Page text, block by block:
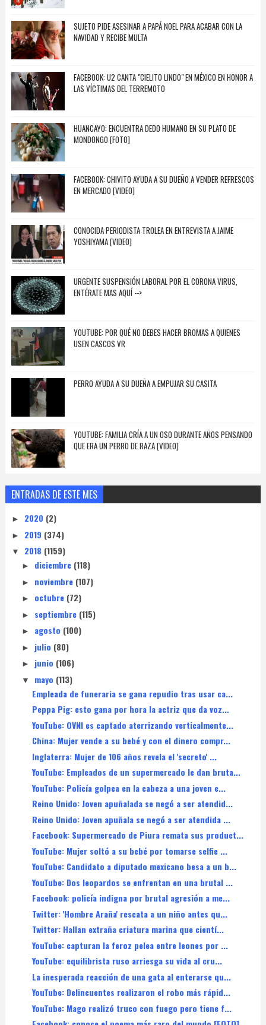
SUJETO PIDE ASESINAR A PAPÁ NOEL PARA ACABAR CON LA
NAVIDAD Y RECIBE MULTA
FACEBOOK: U2 CANTA "CIELITO LINDO" EN MÉXICO EN HONOR A
LAS VÍCTIMAS DEL TERREMOTO
HUANCAYO: ENCUENTRA DEDO HUMANO EN SU PLATO DE
MONDONGO [FOTO]
FACEBOOK: CHIVITO AYUDA A SU DUEÑO A VENDER REFRESCOS
EN MERCADO [VIDEO]
CONOCIDA PERIODISTA TROLEA EN ENTREVISTA A JAIME
YOSHIYAMA [VIDEO]
URGENTE SUSPENSIÓN LABORAL POR EL CORONA VIRUS,
ENTÉRATE MAS AQUÍ -->
YOUTUBE: POR QUÉ NO DEBES HACER BROMAS A QUIENES
USEN CASCOS VR
PERRO AYUDA A SU DUEÑA A EMPUJAR SU CASITA
YOUTUBE: FAMILIA CRÍA A UN OSO DURANTE AÑOS PENSANDO
QUE ERA UN PERRO DE RAZA [VIDEO]
ENTRADAS DE ESTE MES
► 2020 (2)
► 2019 (374)
▼ 2018 (1159)
► diciembre (118)
► noviembre (107)
► octubre (72)
► septiembre (115)
► agosto (100)
► julio (80)
► junio (106)
▼ mayo (113)
Empleada de funeraria se gana repudio tras usar ca...
Peppa Pig: esto gana por hora la actriz que da voz...
YouTube: OVNI es captado aterrizando verticalmente...
China: Mujer vende a su bebé y con el dinero compr...
Inglaterra: Mujer de 106 años revela el 'secreto' ...
YouTube: Empleados de un supermercado le dan bruta...
YouTube: Policía golpea en la cabeza a una joven e...
Reino Unido: Joven apuñalada se negó a ser atendid...
Reino Unido: Joven apuñala se negó a ser atendida ...
Facebook: Supermercado de Piura remata sus product...
YouTube: Mujer soltó a su bebé por tomarse selfie ...
YouTube: Candidato a diputado mexicano besa a un b...
YouTube: Dos leopardos se enfrentan en una brutal ...
Facebook: policía indigna por brutal agresión a me...
Twitter: 'Hombre Araña' rescata a un niño antes qu...
Twitter: Hallan extraña criatura marina que cientí...
YouTube: capturan la feroz pelea entre leones por ...
YouTube: equilibrista ruso arriesga su vida al cru...
La inesperada reacción de una gata al enterarse qu...
YouTube: Delincuentes realizaron el robo más rápid...
YouTube: Mago realizó truco con fuego pero tiene f...